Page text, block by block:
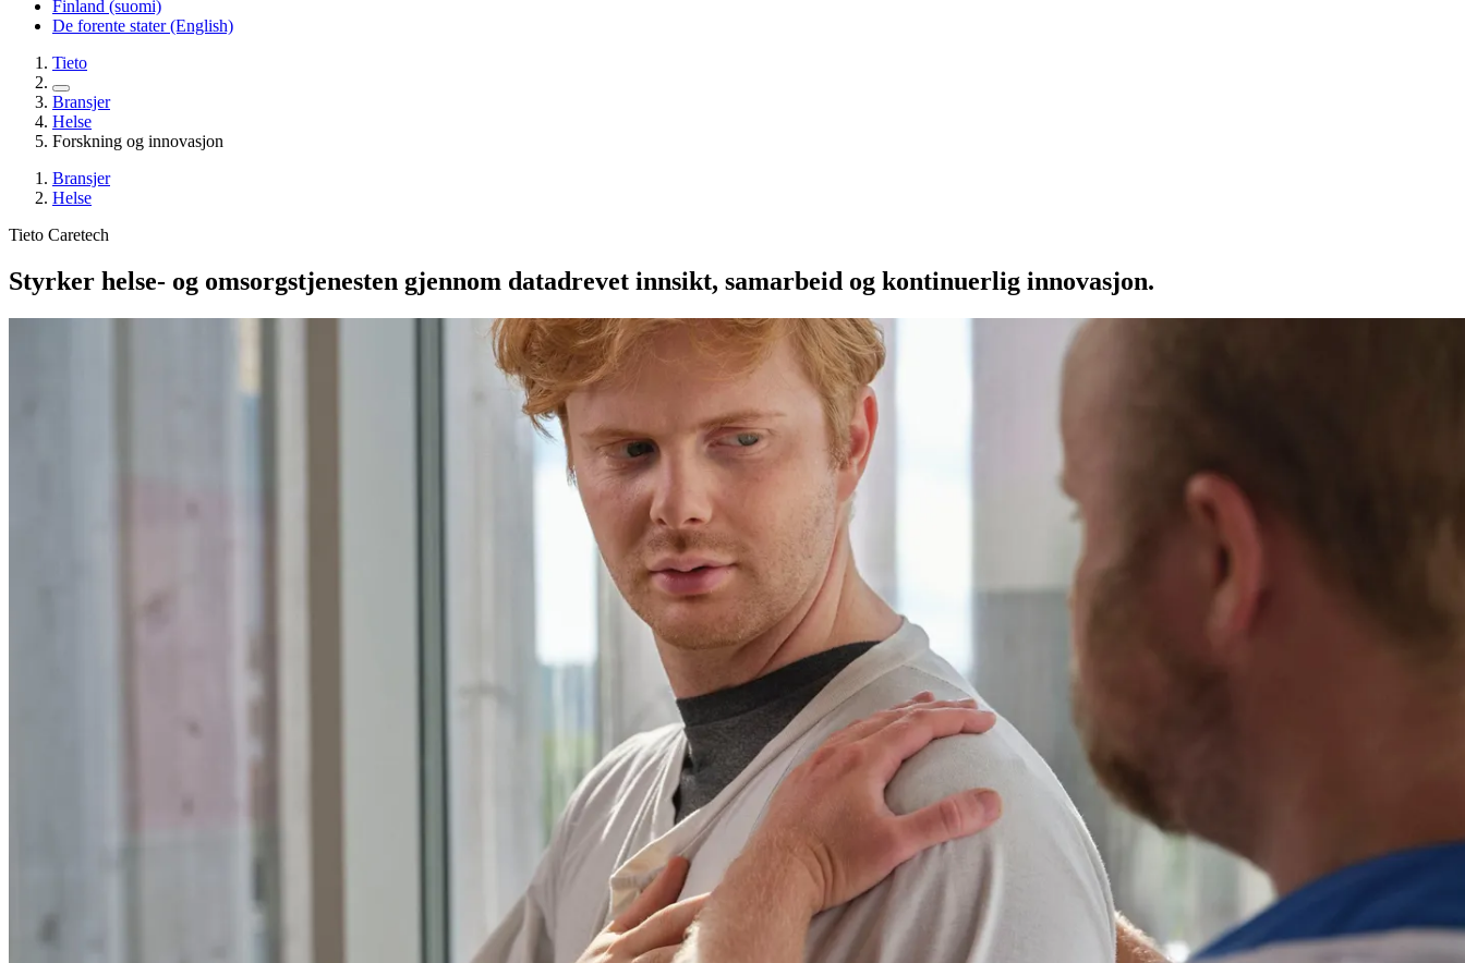
Finland (suomi)
De forente stater (English)
Tieto
Bransjer
Helse
Forskning og innovasjon
Bransjer
Helse
Tieto Caretech
Styrker helse- og omsorgstjenesten gjennom datadrevet innsikt, samarbeid og kontinuerlig innovasjon.